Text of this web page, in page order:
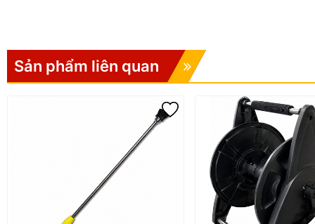
Van khóa nhựa ren ngoài 21mm được sử dụng rộng rãi trong:
🌾 Hệ thống tưới cây nông nghiệp
💧 Hệ thống dẫn nước PE dân dụng
🏡 Tưới nhỏ giọt tự động cho gia đình
📌 Vì Sao Nên Chọn Van
Sản phẩm được thiết kế nhỏ gọn, tiện lợi và tương thích cao với
Sản phẩm liên quan